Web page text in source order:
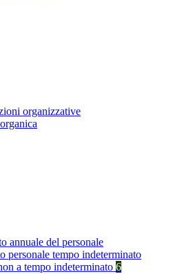
organizzative
annuale del personale
personale tempo indeterminato
a tempo indeterminato 6